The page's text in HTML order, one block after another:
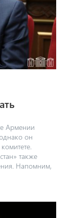
Армении
он
также
Напомним,